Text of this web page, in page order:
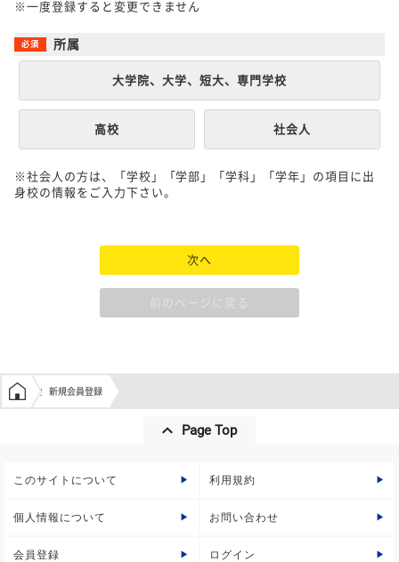
※一度登録すると変更できません
所属
大学院、大学、短大、専門学校
高校 社会人
※社会人の方は、「学校」「学部」「学科」「学年」の項目に出
身校の情報をご入力下さい。
次へ
前のページに戻る
学生の窓口トップ
新規会員登録
Page Top
このサイトについて 利用規約
個人情報について お問い合わせ
会員登録 ログイン